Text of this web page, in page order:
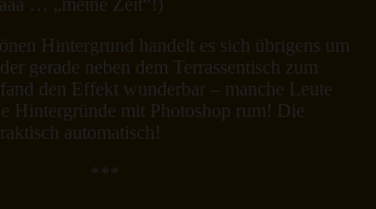
Hintergrund handelt es sich übrigens um
gerade neben dem Terrassentisch zum
den Effekt wunderbar – manche Leute
Hintergründe mit Photoshop rum! Die
automatisch!
***